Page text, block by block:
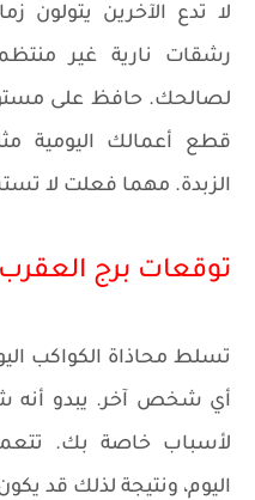
لا تدع الآخرين يتولون
رشقات نارية غير
لصالحك. حافظ على
قطع أعمالك اليومية
الزبدة. مهما فعلت لا
توقعات برج
تسلط محاذاة الكواكب
أي شخص آخر. يبدو أنه
لأسباب خاصة بك.
اليوم، ونتيجة لذلك قد